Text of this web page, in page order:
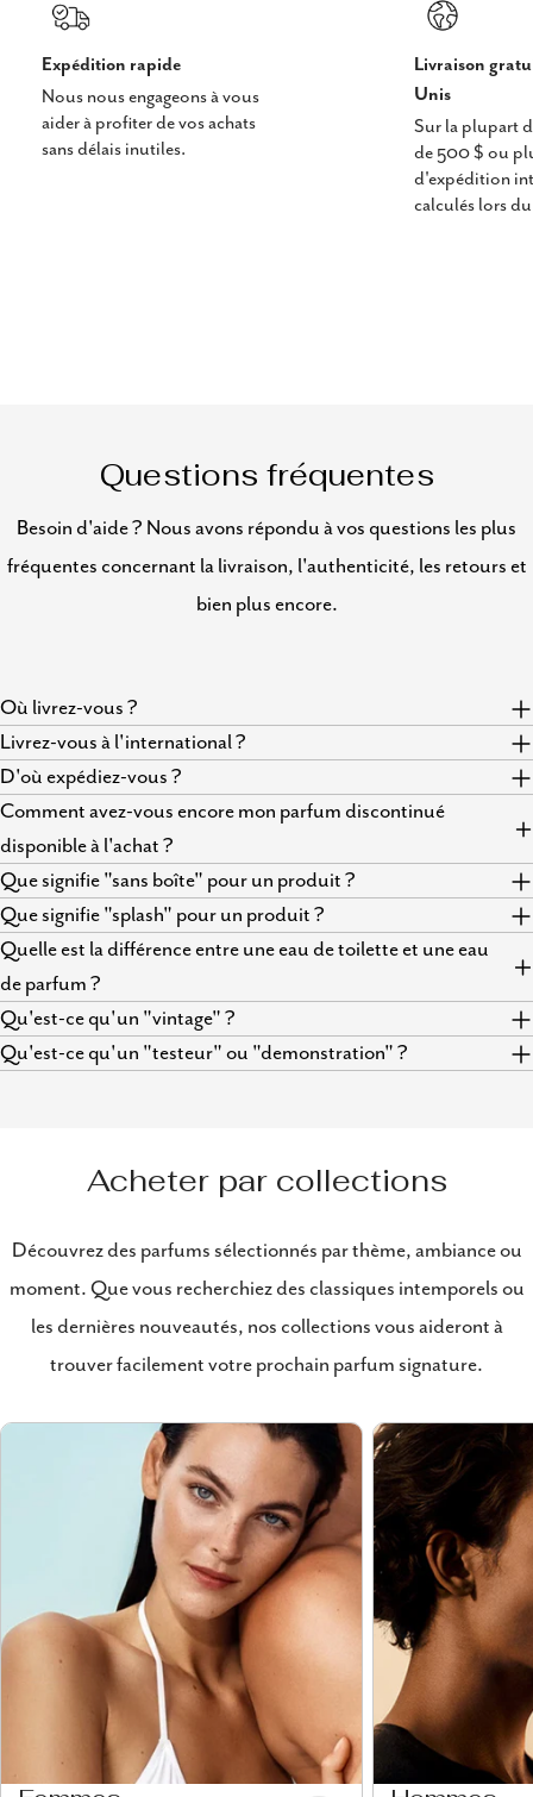
Expédition rapide
Nous nous engageons à vous
aider à profiter de vos achats
sans délais inutiles.
Livraison
Unis
Sur la plupart
de 500 $ ou
d'expédition
calculés lors
Questions fréquentes
Besoin d'aide ? Nous avons répondu à vos questions les plus
fréquentes concernant la livraison, l'authenticité, les retours et
bien plus encore.
Où livrez-vous ?
Livrez-vous à l'international ?
D'où expédiez-vous ?
Comment avez-vous encore mon parfum discontinué
disponible à l'achat ?
Que signifie "sans boîte" pour un produit ?
Que signifie "splash" pour un produit ?
Quelle est la différence entre une eau de toilette et une eau
de parfum ?
Qu'est-ce qu'un "vintage" ?
Qu'est-ce qu'un "testeur" ou "demonstration" ?
Acheter par collections
Découvrez des parfums sélectionnés par thème, ambiance ou
moment. Que vous recherchiez des classiques intemporels ou
les dernières nouveautés, nos collections vous aideront à
trouver facilement votre prochain parfum signature.